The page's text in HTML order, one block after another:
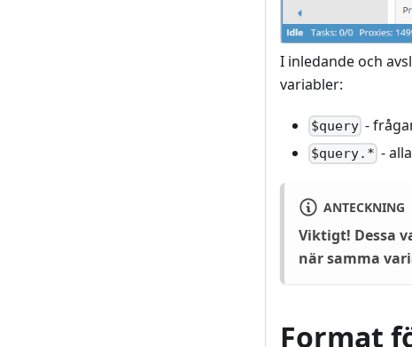
I inledande och
variabler:
$query -
$query.* -
ANTECKNING
Viktigt! Dessa
när samma
Format